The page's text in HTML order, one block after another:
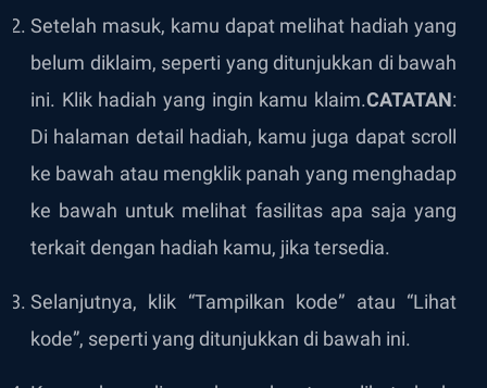
Setelah masuk, kamu dapat melihat hadiah yang
belum diklaim, seperti yang ditunjukkan di bawah
ini. Klik hadiah yang ingin kamu klaim.CATATAN:
Di halaman detail hadiah, kamu juga dapat scroll
ke bawah atau mengklik panah yang menghadap
ke bawah untuk melihat fasilitas apa saja yang
terkait dengan hadiah kamu, jika tersedia.
Selanjutnya, klik “Tampilkan kode” atau “Lihat
kode”, seperti yang ditunjukkan di bawah ini.